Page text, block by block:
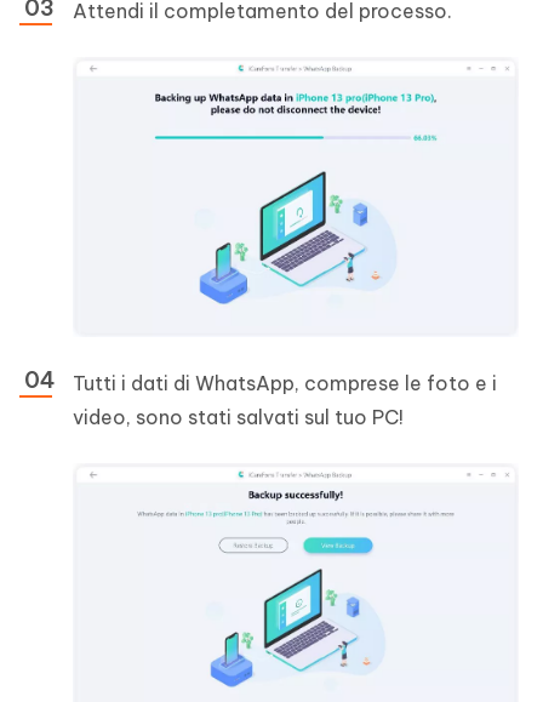
Attendi il completamento del processo.
Tutti i dati di WhatsApp, comprese le foto e i
video, sono stati salvati sul tuo PC!